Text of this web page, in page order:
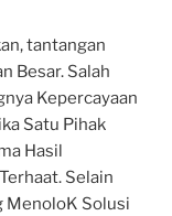
tantangan
Besar. Salah
Kepercayaan
Satu Pihak
Hasil
Selain
MenoloK Solusi